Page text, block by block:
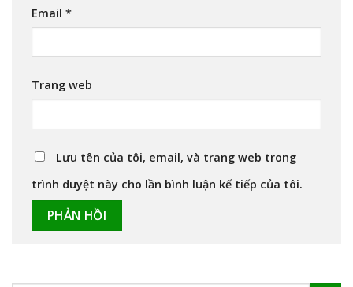
Email *
Trang web
Lưu tên của tôi, email, và trang web trong
trình duyệt này cho lần bình luận kế tiếp của tôi.